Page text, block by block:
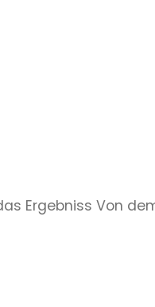
Ergebniss Von